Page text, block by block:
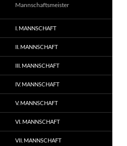
Mannschaftsmeister
I. MANNSCHAFT
II. MANNSCHAFT
III. MANNSCHAFT
IV. MANNSCHAFT
V. MANNSCHAFT
VI. MANNSCHAFT
VII. MANNSCHAFT